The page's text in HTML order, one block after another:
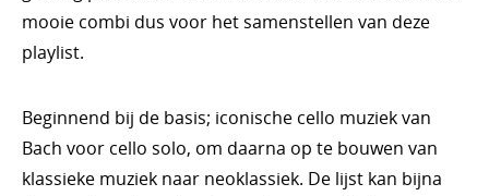
mooie combi dus voor het samenstellen van deze
playlist.
Beginnend bij de basis; iconische cello muziek van
Bach voor cello solo, om daarna op te bouwen van
klassieke muziek naar neoklassiek. De lijst kan bijna